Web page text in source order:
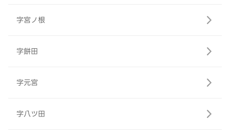
字宮ノ根
字餅田
字元宮
字八ツ田